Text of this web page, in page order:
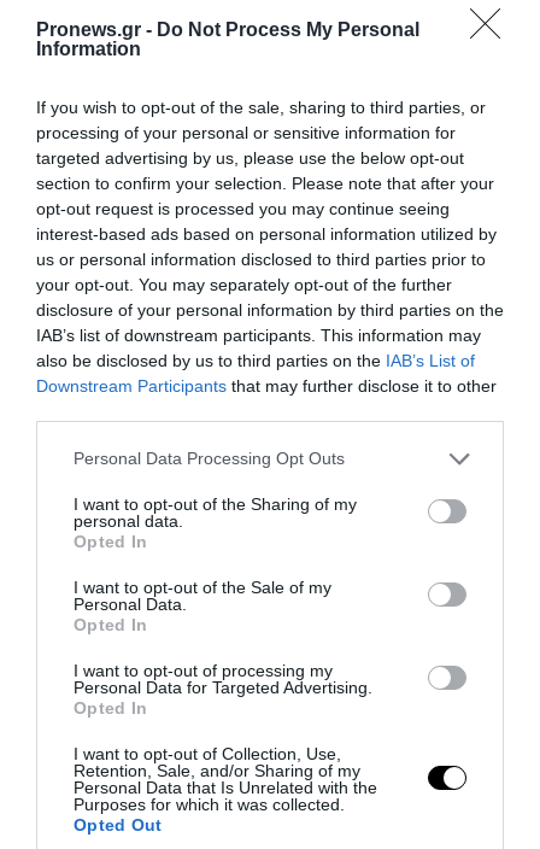
Pronews.gr - Do Not Process My Personal
Information
If you wish to opt-out of the sale, sharing to third parties, or
processing of your personal or sensitive information for
targeted advertising by us, please use the below opt-out
section to confirm your selection. Please note that after your
opt-out request is processed you may continue seeing
interest-based ads based on personal information utilized by
us or personal information disclosed to third parties prior to
your opt-out. You may separately opt-out of the further
disclosure of your personal information by third parties on the
IAB’s list of downstream participants. This information may
also be disclosed by us to third parties on the IAB’s List of
Downstream Participants that may further disclose it to other
Please note that this website/app uses one or more Google
not limited to your visit or usage behaviour. You may click to
grant or deny consent to Google and its third-party tags to
use your data for below specified purposes in below Google
consent section.
Personal Data Processing Opt Outs
I want to opt-out of the Sharing of my
personal data.
Opted In
I want to opt-out of the Sale of my
Personal Data.
Opted In
I want to opt-out of processing my
Personal Data for Targeted Advertising.
Opted In
I want to opt-out of Collection, Use,
Retention, Sale, and/or Sharing of my
Personal Data that Is Unrelated with the
Purposes for which it was collected.
Opted Out
PRONEWS.GR / ΕΣΩΤΕΡΙΚΗ ΑΣΦΑΛΕΙΑ
Ιστιοφόρο προσάραξε στη Νάξο – Σώοι
και οι έξι επιβαίνοντες
09.08.2026 | 07:44
Τροχαίο ατύχημα στη λεωφ. Αθηνών –
Σουνίου: Μηχανή της Ομάδας ΔΙΑΣ
συγκρούστηκε με ΙΧ (βίντεο)
08.08.2026 | 23:19